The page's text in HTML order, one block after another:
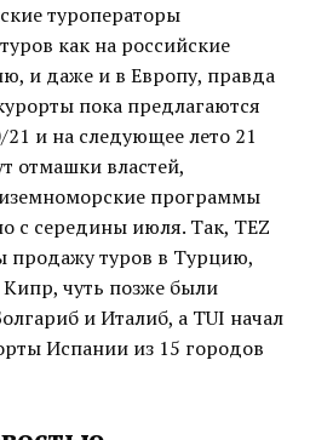
туроператоры
как на российские
и даже и в Европу, правда
пока предлагаются
и на следующее лето 21
отмашки властей,
программы
с середины июля. Так, TEZ
продажу туров в Турцию,
чуть позже были
и Италиб, а TUI начал
Испании из 15 городов